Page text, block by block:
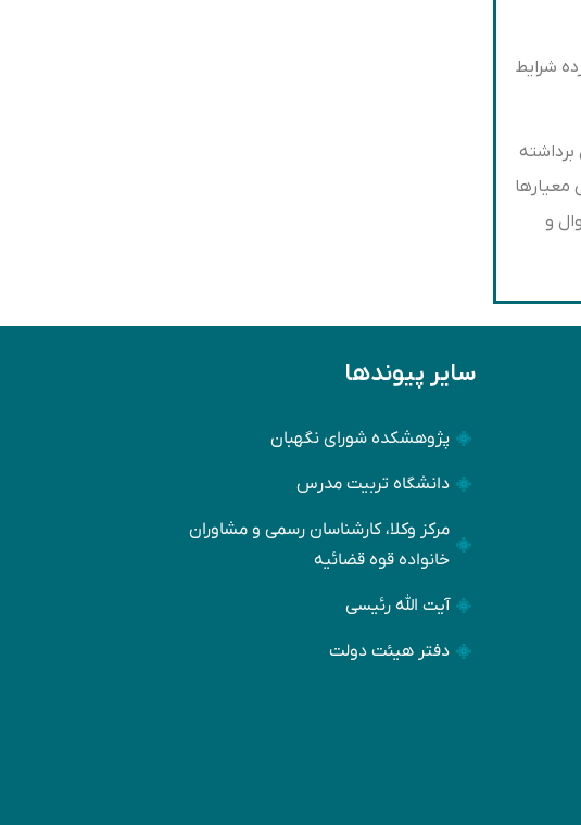
شرایط
معیارها
و
سایر پیوندها
پژوهشکده شورای نگهبان
دانشگاه تربیت مدرس
مرکز وکلا، کارشناسان رسمی و مشاوران
خانواده قوه قضائیه
آیت الله رئیسی
دفتر هیئت دولت